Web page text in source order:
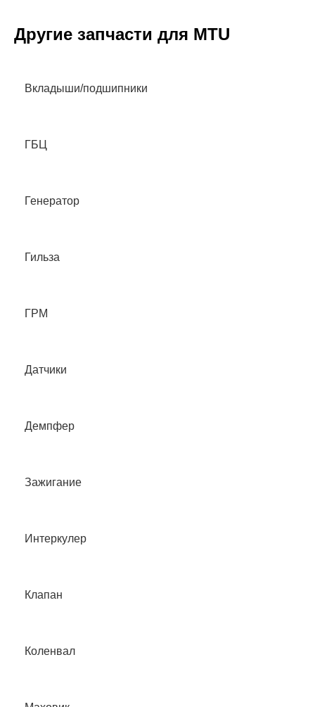
Другие запчасти для MTU
Вкладыши/подшипники
ГБЦ
Генератор
Гильза
ГРМ
Датчики
Демпфер
Зажигание
Интеркулер
Клапан
Коленвал